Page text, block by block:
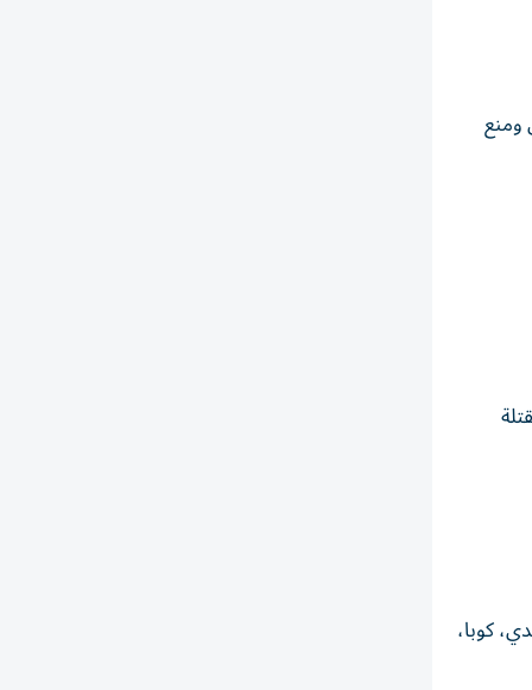
ومنع
كوبا،